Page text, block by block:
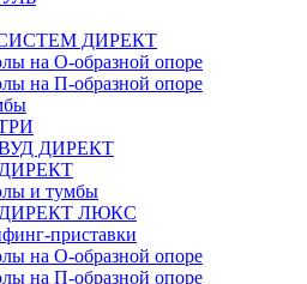
ДИРЕКТ
на О-образной опоре
на П-образной опоре
ДИРЕКТ
и тумбы
ЛЮКС
приставки
на О-образной опоре
на П-образной опоре